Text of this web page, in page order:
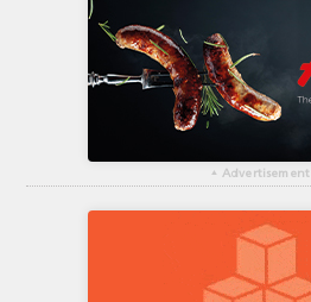
▴ Advertisement